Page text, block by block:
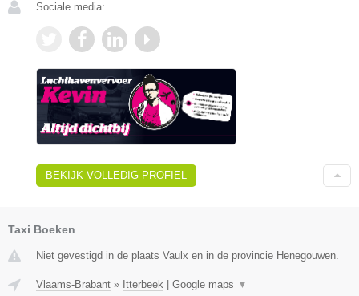
Sociale media:
BEKIJK VOLLEDIG PROFIEL
Taxi Boeken
Niet gevestigd in de plaats Vaulx en in de provincie Henegouwen.
Vlaams-Brabant » Itterbeek Google maps ▼